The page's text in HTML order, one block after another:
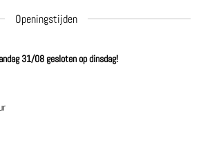
Openingstijden
31/08 gesloten op dinsdag!